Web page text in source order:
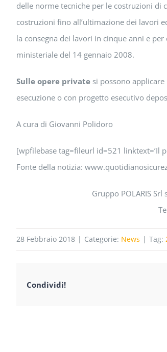
delle norme tecniche per le costruzioni di
costruzioni fino all’ultimazione dei lavori
la consegna dei lavori in cinque anni e
ministeriale del 14 gennaio 2008.
Sulle opere private si possono
esecuzione o con progetto esecutivo
A cura di Giovanni Polidoro
[wpfilebase tag=fileurl id=521 linktext=’Il
Fonte della notizia:
Gruppo POLARIS
28 Febbraio 2018 | Categorie: News | Tag:
Condividi!